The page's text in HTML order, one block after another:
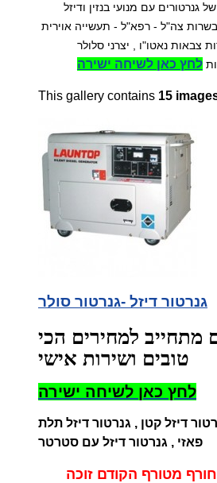
גנרטורים עם מנועי בנזין ודיזל
בשרות צה"ל - רפא"ל - תעשייה אוירית
נאטו"ו , יצרני סלולר
לחץ כאן לשיחה ישירה
This gallery contains 15
גנרטור דיזל -גנרטור סולר
מתחייב למחירים הכי
טובים ושירות אישי
לחץ כאן לשיחה ישירה
דיזל קטן , גנרטור דיזל תלת
פאזי , גנרטור דיזל עם סטרטר